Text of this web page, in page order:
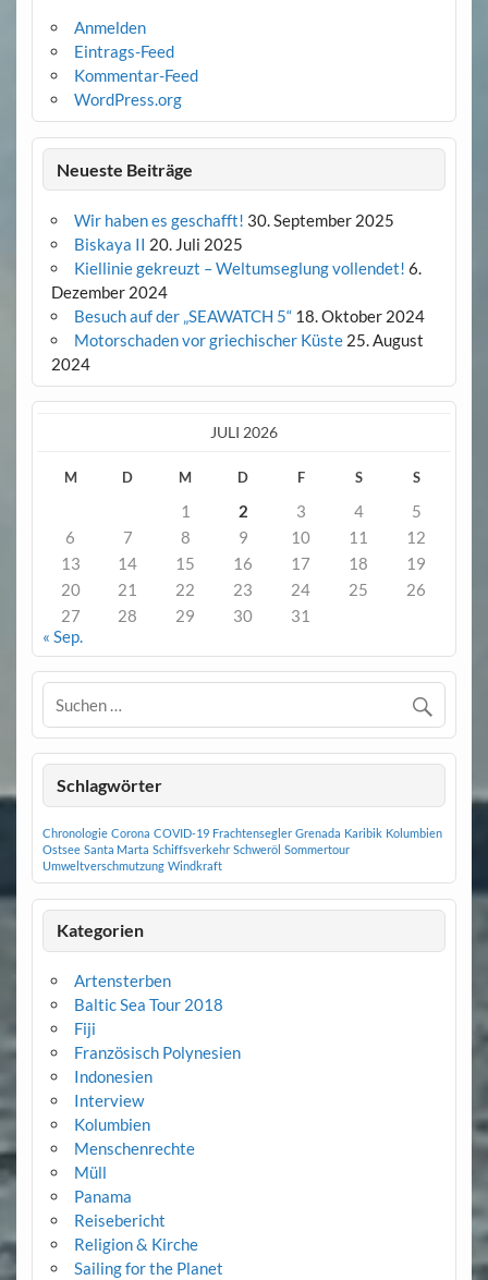
Anmelden
Eintrags-Feed
Kommentar-Feed
WordPress.org
Neueste Beiträge
Wir haben es geschafft! 30. September 2025
Biskaya II 20. Juli 2025
Kiellinie gekreuzt – Weltumseglung vollendet! 6.
Dezember 2024
Besuch auf der „SEAWATCH 5“ 18. Oktober 2024
Motorschaden vor griechischer Küste 25. August
2024
JULI 2026
M D M D F S S
1 2 3 4
5
6
7 8 9 10 11
12
13
14 15 16 17 18
19
20
21 22 23 24 25
26
27
28 29 30
31
« Sep.
Schlagwörter
Chronologie Corona COVID-19 Frachtensegler Grenada Karibik Kolumbien
Ostsee Santa Marta Schiffsverkehr Schweröl Sommertour
Umweltverschmutzung Windkraft
Kategorien
Artensterben
Baltic Sea Tour 2018
Fiji
Französisch Polynesien
Indonesien
Interview
Kolumbien
Menschenrechte
Müll
Panama
Reisebericht
Religion & Kirche
Sailing for the Planet